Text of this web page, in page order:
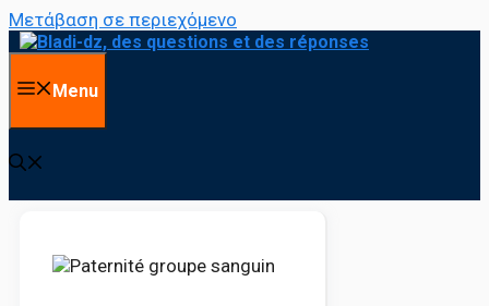
Μετάβαση σε περιεχόμενο
Menu